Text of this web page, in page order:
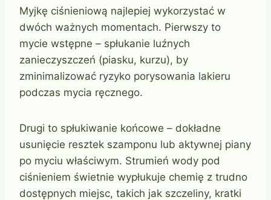
Myjkę ciśnieniową najlepiej wykorzystać w
dwóch ważnych momentach. Pierwszy to
mycie wstępne – spłukanie luźnych
zanieczyszczeń (piasku, kurzu), by
zminimalizować ryzyko porysowania lakieru
podczas mycia ręcznego.
Drugi to spłukiwanie końcowe – dokładne
usunięcie resztek szamponu lub aktywnej piany
po myciu właściwym. Strumień wody pod
ciśnieniem świetnie wypłukuje chemię z trudno
dostępnych miejsc, takich jak szczeliny, kratki